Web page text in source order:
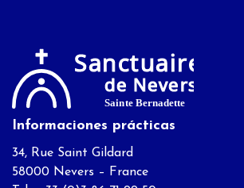
Informaciones prácticas
34, Rue Saint Gildard
58000 Nevers – France